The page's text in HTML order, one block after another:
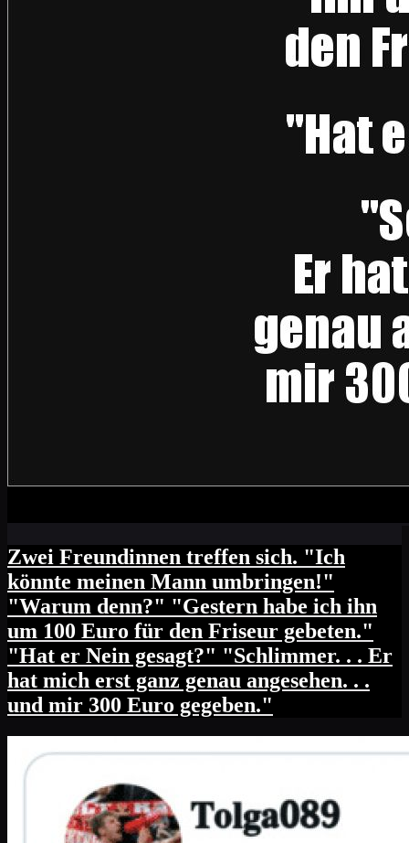
Zwei Freundinnen treffen sich. "Ich
könnte meinen Mann umbringen!"
"Warum denn?" "Gestern habe ich ihn
um 100 Euro für den Friseur gebeten."
"Hat er Nein gesagt?" "Schlimmer. . . Er
hat mich erst ganz genau angesehen. . .
und mir 300 Euro gegeben."